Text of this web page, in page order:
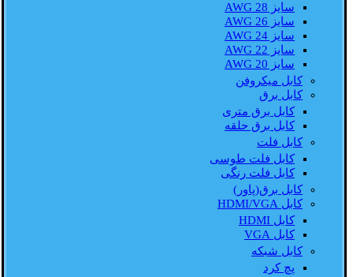
سایز AWG 28
سایز AWG 26
سایز AWG 24
سایز AWG 22
سایز AWG 20
کابل میکروفن
کابل برق
کابل برق متری
کابل برق حلقه
کابل فلت
کابل فلت طوسی
کابل فلت رنگی
کابل برق(پاور)
کابل HDMI/VGA
کابل HDMI
کابل VGA
کابل شبکه
پچ کرد